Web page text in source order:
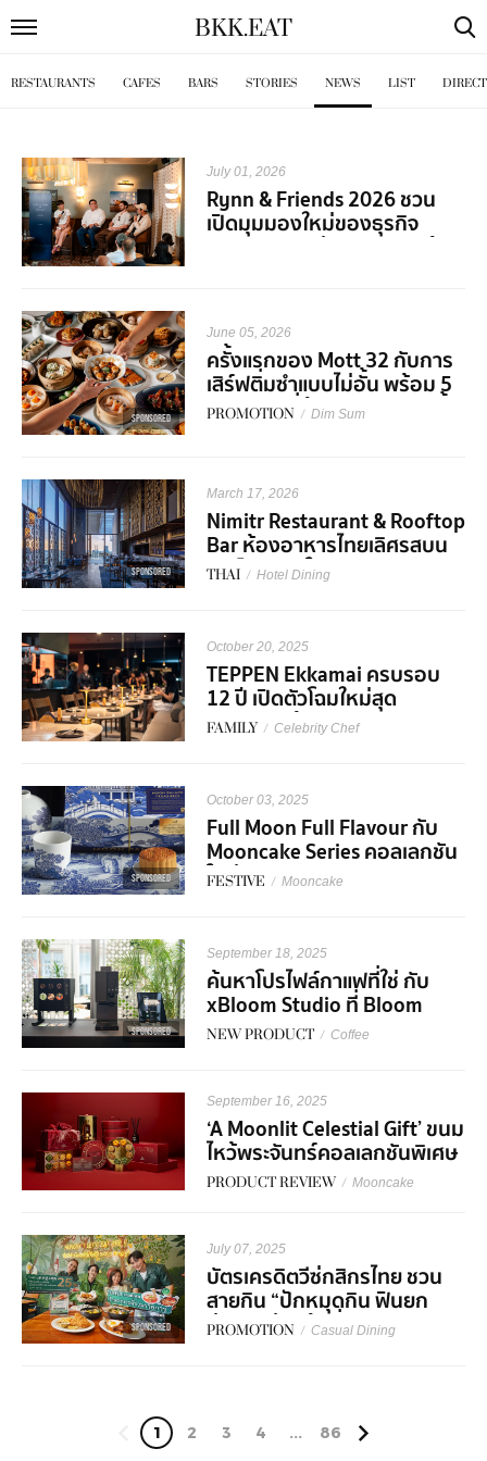
BKK.EAT
RESTAURANTS CAFES BARS STORIES NEWS LIST
July 01, 2026
Rynn & Friends 2026 ชวน
เปิดมุมมองใหม่ของธุรกิจ
Hospitality ผ่านเสียงจากผู้
SPONSORED
June 05, 2026
ครั้งแรกของ Mott 32 กับการ
เสิร์ฟติ่มซำแบบไม่อั้น พร้อม 5
คอร์สเมนูที่ต้องมาลองสักครั้ง
PROMOTION / Dim Sum
SPONSORED
March 17, 2026
Nimitr Restaurant & Rooftop
Bar ห้องอาหารไทยเลิศรสบน
รูฟท็อปบาร์ใจกลางเมือง
THAI / Hotel Dining
October 20, 2025
TEPPEN Ekkamai ครบรอบ
12 ปี เปิดตัวโฉมใหม่สุด
พรีเมียมพร้อม Collaboration
FAMILY / Celebrity Chef
SPONSORED
October 03, 2025
Full Moon Full Flavour กับ
Mooncake Series คอลเลกชัน
ใหม่จาก S&P
FESTIVE / Mooncake
SPONSORED
September 18, 2025
ค้นหาโปรไฟล์กาแฟที่ใช่ กับ
xBloom Studio ที่ Bloom
Experience Store Central
NEW PRODUCT / Coffee
September 16, 2025
‘A Moonlit Celestial Gift’ ขนม
ไหว้พระจันทร์คอลเลกชันพิเศษ
จาก Royal Osha ฉลอง
PRODUCT REVIEW / Mooncake
SPONSORED
July 07, 2025
บัตรเครดิตวีซ่กสิกรไทย ชวน
สายกิน “ปักหมุดกิน ฟินยก
ย่าน” อร่อยคุ้มที่อารีย์ -
PROMOTION / Casual Dining
1 2 3 4 ... 86